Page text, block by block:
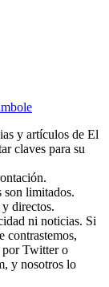
y artículos de El
claves para su
son limitados.
y directos.
ni noticias. Si
contrastemos,
por Twitter o
y nosotros lo